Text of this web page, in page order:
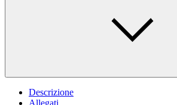
Descrizione
Allegati